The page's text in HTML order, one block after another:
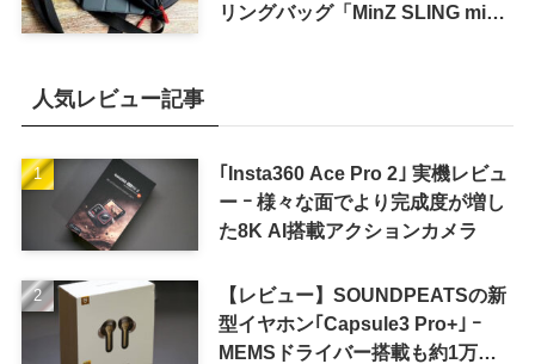
リングバッグ「MinZ SLING mini
人気レビュー記事
｢Insta360 Ace Pro 2｣ 実機レビュ
ー ｰ 様々な面でより完成度が増し
た8K AI搭載アクションカメラ
【レビュー】SOUNDPEATSの新
型イヤホン｢Capsule3 Pro+｣ ｰ
MEMSドライバー搭載も約1万円